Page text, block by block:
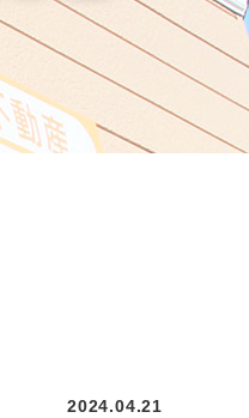
2024.04.21